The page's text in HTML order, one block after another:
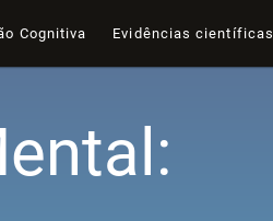
Cognitiva Evidências científicas